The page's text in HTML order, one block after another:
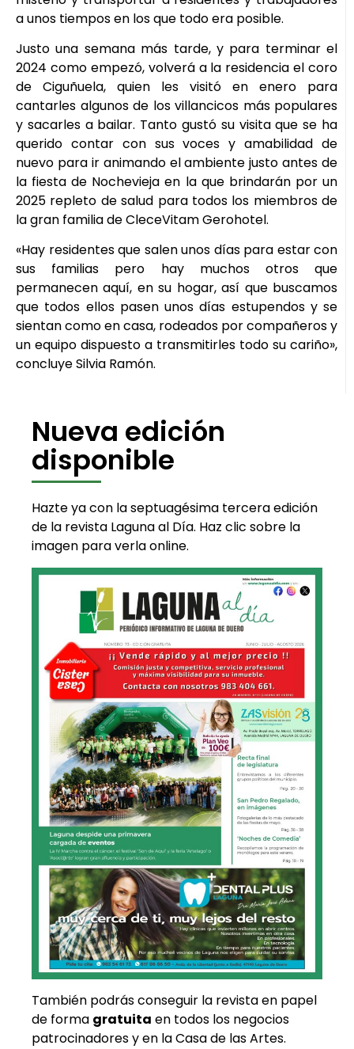
a unos tiempos en los que todo era posible.
Justo una semana más tarde, y para terminar el
2024 como empezó, volverá a la residencia el coro
de Ciguñuela, quien les visitó en enero para
cantarles algunos de los villancicos más populares
y sacarles a bailar. Tanto gustó su visita que se ha
querido contar con sus voces y amabilidad de
nuevo para ir animando el ambiente justo antes de
la fiesta de Nochevieja en la que brindarán por un
2025 repleto de salud para todos los miembros de
la gran familia de CleceVitam Gerohotel.
«Hay residentes que salen unos días para estar con
sus familias pero hay muchos otros que
permanecen aquí, en su hogar, así que buscamos
que todos ellos pasen unos días estupendos y se
sientan como en casa, rodeados por compañeros y
un equipo dispuesto a transmitirles todo su cariño»,
concluye Silvia Ramón.
Nueva edición
disponible
Hazte ya con la septuagésima tercera edición
de la revista Laguna al Día. Haz clic sobre la
imagen para verla online.
También podrás conseguir la revista en papel
de forma gratuita en todos los negocios
patrocinadores y en la Casa de las Artes.